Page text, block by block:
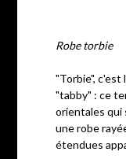
Robe torbie
"Torbie",
"tabby" : ce
orientales qui
une robe
étendues